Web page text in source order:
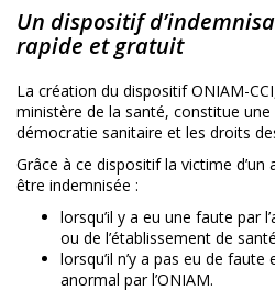
Un dispositif
rapide et gratuit
La création du dispositif ONIAM-
ministère de la santé, constitue
démocratie sanitaire et les droits
Grâce à ce dispositif la victime
être indemnisée :
lorsqu’il y a eu une faute par
ou de l’établissement de santé
lorsqu’il n’y a pas eu de
anormal par l’ONIAM.